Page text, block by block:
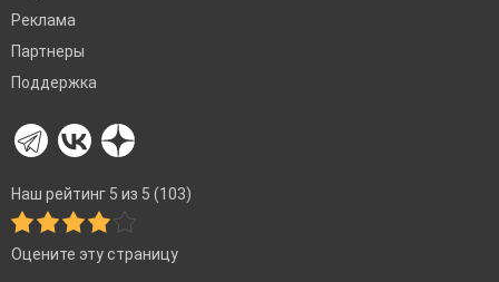
Реклама
Партнеры
Поддержка
Наш рейтинг 5 из 5 (103)
Оцените эту страницу